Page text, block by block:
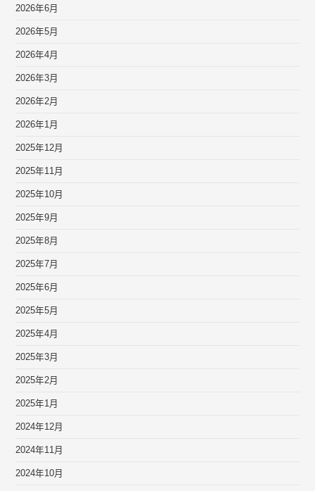
2026年6月
2026年5月
2026年4月
2026年3月
2026年2月
2026年1月
2025年12月
2025年11月
2025年10月
2025年9月
2025年8月
2025年7月
2025年6月
2025年5月
2025年4月
2025年3月
2025年2月
2025年1月
2024年12月
2024年11月
2024年10月